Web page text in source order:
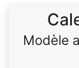
Modèle